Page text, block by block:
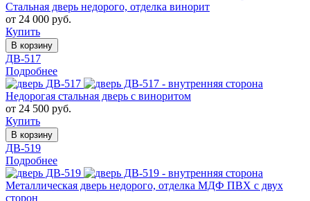
Стальная дверь недорого, отделка винорит
от 24 000 руб.
Купить
В корзину
ДВ-517
Подробнее
Недорогая стальная дверь с виноритом
от 24 500 руб.
Купить
В корзину
ДВ-519
Подробнее
Металлическая дверь недорого, отделка МДФ ПВХ с двух
сторон